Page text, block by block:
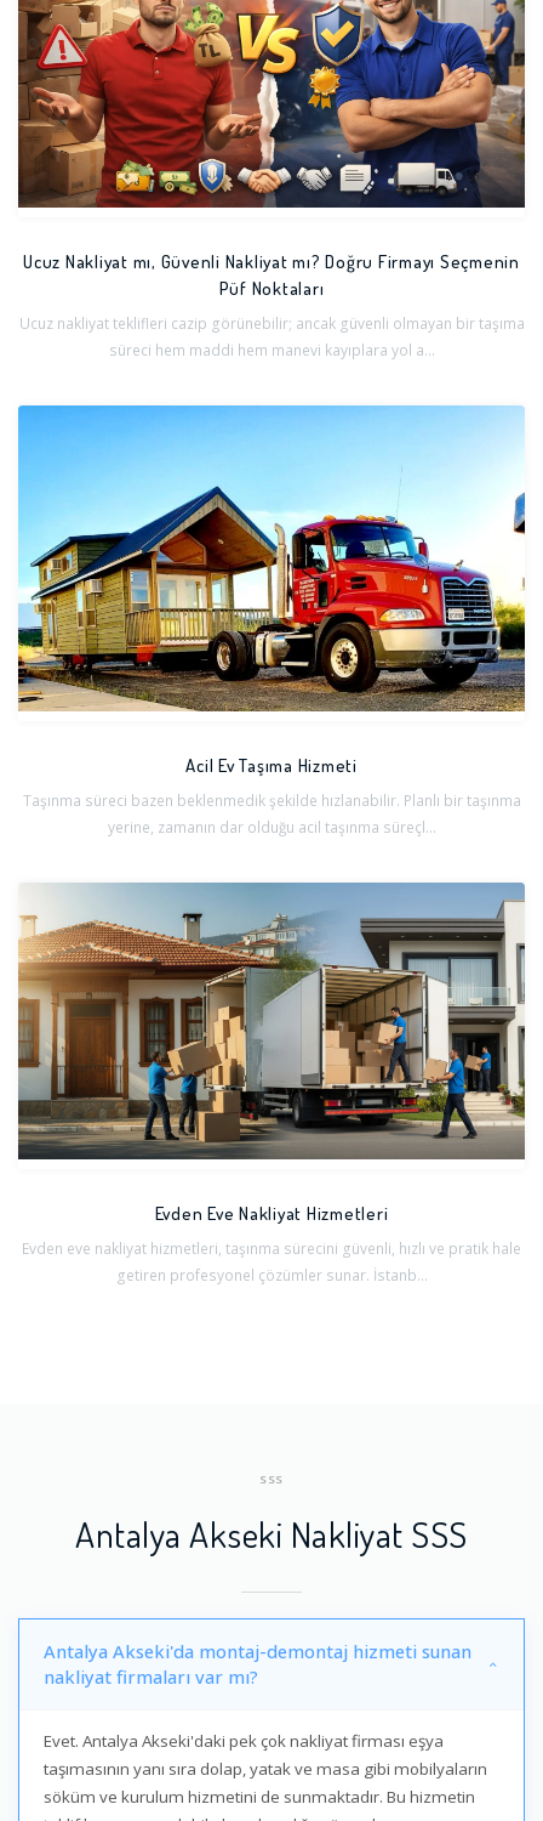
Ucuz Nakliyat mı, Güvenli Nakliyat mı? Doğru Firmayı Seçmenin
Püf Noktaları
Ucuz nakliyat teklifleri cazip görünebilir; ancak güvenli olmayan bir taşıma
süreci hem maddi hem manevi kayıplara yol a...
Acil Ev Taşıma Hizmeti
Taşınma süreci bazen beklenmedik şekilde hızlanabilir. Planlı bir taşınma
yerine, zamanın dar olduğu acil taşınma süreçl...
Evden Eve Nakliyat Hizmetleri
Evden eve nakliyat hizmetleri, taşınma sürecini güvenli, hızlı ve pratik hale
getiren profesyonel çözümler sunar. İstanb...
SSS
Antalya Akseki Nakliyat SSS
Antalya Akseki'da montaj-demontaj hizmeti sunan
nakliyat firmaları var mı?
Evet. Antalya Akseki'daki pek çok nakliyat firması eşya
taşımasının yanı sıra dolap, yatak ve masa gibi mobilyaların
söküm ve kurulum hizmetini de sunmaktadır. Bu hizmetin